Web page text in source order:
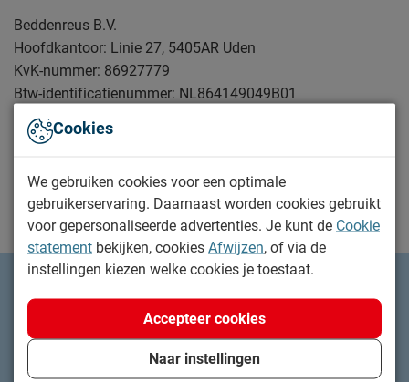
Beddenreus B.V.
Hoofdkantoor: Linie 27, 5405AR Uden
KvK-nummer: 86927779
Btw-identificatienummer: NL864149049B01
Telefoonnummer: 0413 - 33 89 44
Zoek de Beddenreus in jouw buurt
Bekijk openingstijden en plan je bezoek
Cookies
We gebruiken cookies voor een optimale
gebruikerservaring. Daarnaast worden cookies gebruikt
voor gepersonaliseerde advertenties. Je kunt de Cookie
statement bekijken, cookies Afwijzen, of via de
instellingen kiezen welke cookies je toestaat.
Naar instellingen
Accepteer cookies